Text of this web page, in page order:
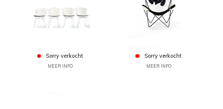
Sorry verkocht
MEER INFO
Sorry verkocht
MEER INFO